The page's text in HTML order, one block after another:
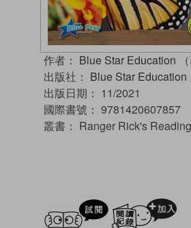
作者： Blue Star Education （
出版社： Blue Star Education
出版日期： 11/2021
國際書號： 9781420607857
叢書： Ranger Rick's
試閲